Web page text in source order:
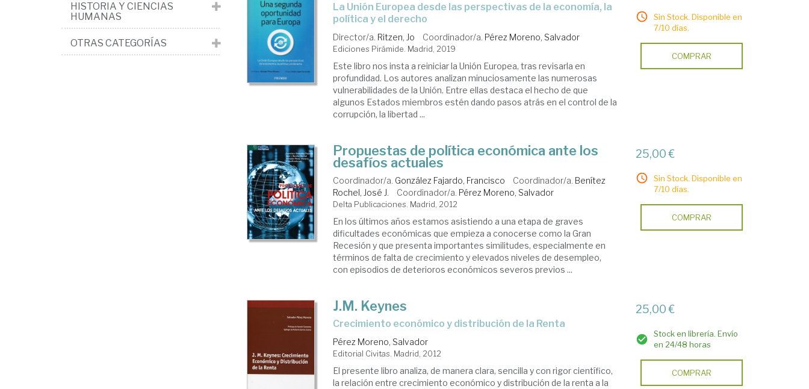
la Unión Europea desde las perspectivas de la economía, la
política y el derecho
Director/a. Ritzen, Jo Coordinador/a. Pérez Moreno, Salvador
Ediciones Pirámide. Madrid, 2019
Este libro nos insta a reiniciar la Unión Europea, tras revisarla en
profundidad. Los autores analizan minuciosamente las numerosas
vulnerabilidades de la Unión. Entre ellas destaca el hecho de que
algunos Estados miembros estén dando pasos atrás en el control de la
corrupción, la libertad ...
Sin Stock. Disponible en
7/10 días.
COMPRAR
Propuestas de política económica ante los
desafíos actuales
Coordinador/a. González Fajardo, Francisco Coordinador/a. Benítez
Rochel, José J.
Coordinador/a. Pérez Moreno, Salvador
Delta Publicaciones. Madrid, 2012
En los últimos años estamos asistiendo a una etapa de graves
dificultades económicas que empieza a conocerse como la Gran
Recesión y que presenta importantes similitudes, especialmente en
términos de falta de crecimiento y elevados niveles de desempleo,
con episodios de deterioros económicos severos previos ...
25,00 €
Sin Stock. Disponible en
7/10 días.
COMPRAR
J.M. Keynes
crecimiento económico y distribución de la Renta
Pérez Moreno, Salvador
Editorial Civitas. Madrid, 2012
El presente libro analiza, de manera clara, sencilla y con rigor científico,
la relación entre crecimiento económico y distribución de la renta a la
25,00 €
Stock en librería. Envío
en 24/48 horas
COMPRAR
HISTORIA Y CIENCIAS
HUMANAS
OTRAS CATEGORÍAS